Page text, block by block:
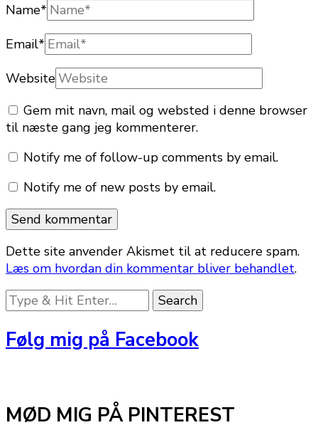
Name*
Email*
Website
Gem mit navn, mail og websted i denne browser
til næste gang jeg kommenterer.
Notify me of follow-up comments by email.
Notify me of new posts by email.
Dette site anvender Akismet til at reducere spam.
Læs om hvordan din kommentar bliver behandlet.
Looking
for
Something?
Følg mig på Facebook
MØD MIG PÅ PINTEREST